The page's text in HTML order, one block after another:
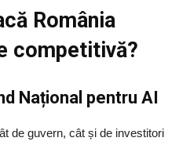
România
competitivă?
Național pentru AI
de guvern, cât și de investitori